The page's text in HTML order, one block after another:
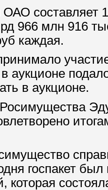
составляет
966 млн 916
каждая.
аукционе
в аукционе.
госпакет
которая